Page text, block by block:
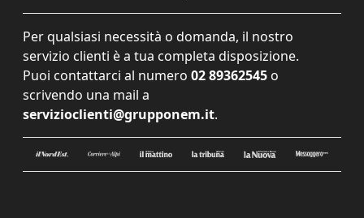
Per qualsiasi necessità o domanda, il nostro
servizio clienti è a tua completa disposizione.
Puoi contattarci al numero 02 89362545 o
scrivendo una mail a
servizioclienti@grupponem.it.